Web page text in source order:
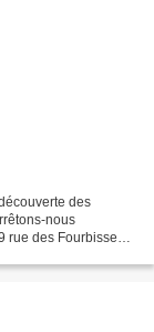
des
nous
des Fourbisseurs